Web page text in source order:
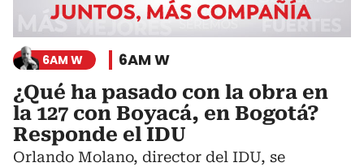
6AM W 6AM W
¿Qué ha pasado con la obra en
la 127 con Boyacá, en Bogotá?
Responde el IDU
Orlando Molano, director del IDU, se